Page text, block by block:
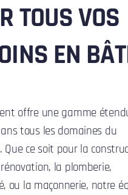
TOUS VOS
EN
offre une gamme
tous les domaines du
ce soit pour la
la plomberie,
ou la maçonnerie, notre